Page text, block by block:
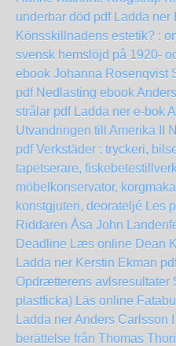
underbar död pdf Ladda ner
Könsskillnadens estetik? :
svensk hemslöjd på 1920-
ebook Johanna Rosenqvist
pdf Nedlasting ebook
strålar pdf Ladda ner e-bok
Utvandringen till Amerika II
pdf Verkstäder : tryckeri,
tapetserare,
möbelkonservator,
konstgjuteri, deorateljé Les
Riddaren Åsa John
Deadline Læs online Dean
Ladda ner Kerstin Ekman
Opdrætterens avlsresultater
plastficka) Läs online
Ladda ner Anders Carlsson
berättelse från Thomas